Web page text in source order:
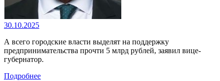
30.10.2025
А всего городские власти выделят на поддержку
предпринимательства прочти 5 млрд рублей, заявил вице-
губернатор.
Подробнее